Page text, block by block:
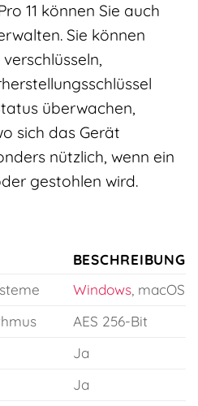
11 können Sie auch
Sie können
überwachen,
sich das Gerät
nützlich, wenn ein
gestohlen wird.
BESCHREIBUNG
Windows, macOS
AES 256-Bit
Ja
Ja